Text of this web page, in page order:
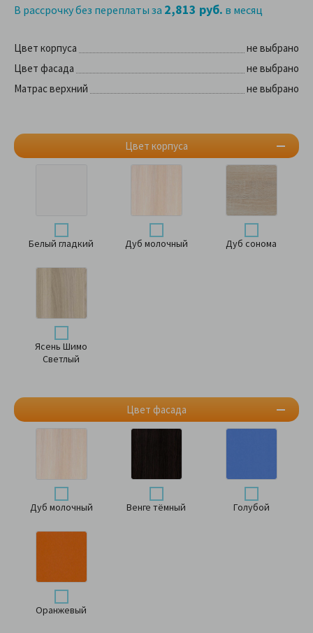
В рассрочку без переплаты за 2,813 руб. в месяц
Цвет корпуса
не выбрано
Цвет фасада
не выбрано
Матрас верхний
не выбрано
Цвет корпуса
Цвет фасада
Белый гладкий Дуб молочный Дуб сонома
Ясень Шимо
Светлый
Дуб молочный Венге тёмный Голубой
Оранжевый